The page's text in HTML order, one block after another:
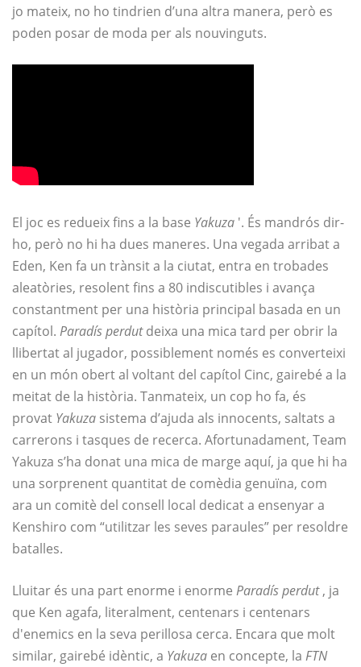
jo mateix, no ho tindrien d’una altra manera, però es
poden posar de moda per als nouvinguts.
El joc es redueix fins a la base Yakuza '. És mandrós dir-
ho, però no hi ha dues maneres. Una vegada arribat a
Eden, Ken fa un trànsit a la ciutat, entra en trobades
aleatòries, resolent fins a 80 indiscutibles i avança
constantment per una història principal basada en un
capítol. Paradís perdutdeixa una mica tard per obrir la
llibertat al jugador, possiblement només es converteixi
en un món obert al voltant del capítol Cinc, gairebé a la
meitat de la història. Tanmateix, un cop ho fa, és
provat Yakuza sistema d’ajuda als innocents, saltats a
carrerons i tasques de recerca. Afortunadament, Team
Yakuza s’ha donat una mica de marge aquí, ja que hi ha
una sorprenent quantitat de comèdia genuïna, com
ara un comitè del consell local dedicat a ensenyar a
Kenshiro com “utilitzar les seves paraules” per resoldre
batalles.
Lluitar és una part enorme i enorme Paradís perdut, ja
que Ken agafa, literalment, centenars i centenars
d'enemics en la seva perillosa cerca. Encara que molt
similar, gairebé idèntic, a Yakuza en concepte, la FTN